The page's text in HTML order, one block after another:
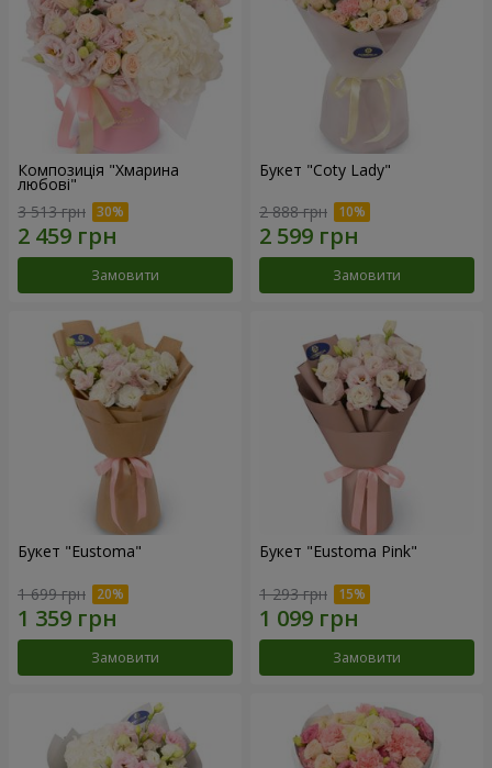
Композиція "Хмарина
любові"
3 513 грн
Замовити
Букет "Coty Lady"
2 888 грн
Замовити
Букет "Eustoma"
1 699 грн
Замовити
Букет "Eustoma Pink"
1 293 грн
Замовити